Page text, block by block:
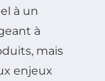
à un
à
mais
enjeux